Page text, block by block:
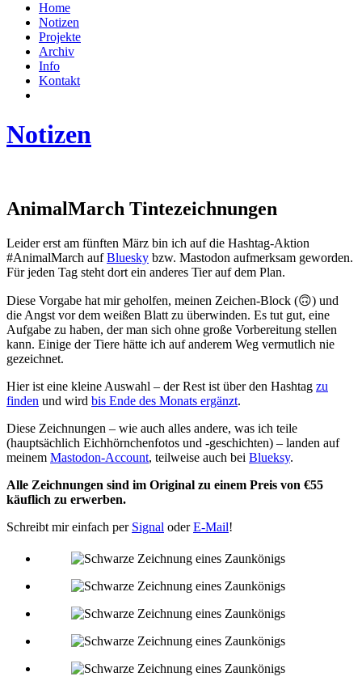
Home
Notizen
Projekte
Archiv
Info
Kontakt
Notizen
AnimalMarch Tintezeichnungen
Leider erst am fünften März bin ich auf die Hashtag-Aktion
#AnimalMarch aufBluesky bzw. Mastodon aufmerksam geworden.
Für jeden Tag steht dort ein anderes Tier auf dem Plan.
Diese Vorgabe hat mir geholfen, meinen Zeichen-Block (🙃) und
die Angst vor dem weißen Blatt zu überwinden. Es tut gut, eine
Aufgabe zu haben, der man sich ohne große Vorbereitung stellen
kann. Einige der Tiere hätte ich auf anderem Weg vermutlich nie
gezeichnet.
Hier ist eine kleine Auswahl – der Rest ist über den Hashtag zu
finden und wird bis Ende des Monats ergänzt.
Diese Zeichnungen – wie auch alles andere, was ich teile
(hauptsächlich Eichhörnchenfotos und -geschichten) – landen auf
meinem Mastodon-Account, teilweise auch bei Blueksy.
Alle Zeichnungen sind im Original zu einem Preis von €55
käuflich zu erwerben.
Schreibt mir einfach per Signal oderE-Mail!